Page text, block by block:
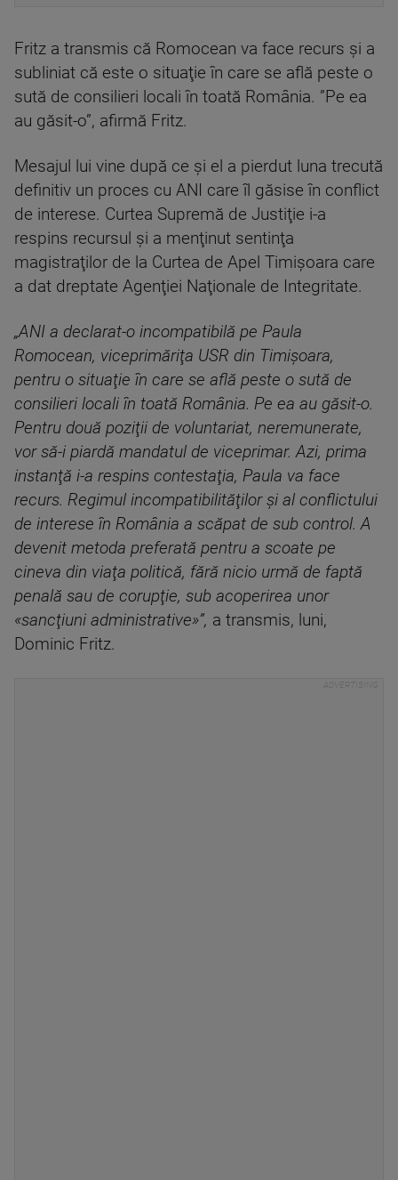
Fritz a transmis că Romocean va face recurs şi a
subliniat că este o situaţie în care se află peste o
sută de consilieri locali în toată România. ”Pe ea
au găsit-o”, afirmă Fritz.
Mesajul lui vine după ce și el a pierdut luna trecută
definitiv un proces cu ANI care îl găsise în conflict
de interese. Curtea Supremă de Justiţie i-a
respins recursul şi a menţinut sentinţa
magistraţilor de la Curtea de Apel Timişoara care
a dat dreptate Agenţiei Naţionale de Integritate.
„ANI a declarat-o incompatibilă pe Paula
Romocean, viceprimăriţa USR din Timişoara,
pentru o situaţie în care se află peste o sută de
consilieri locali în toată România. Pe ea au găsit-o.
Pentru două poziţii de voluntariat, neremunerate,
vor să-i piardă mandatul de viceprimar. Azi, prima
instanţă i-a respins contestaţia, Paula va face
recurs. Regimul incompatibilităţilor şi al conflictului
de interese în România a scăpat de sub control. A
devenit metoda preferată pentru a scoate pe
cineva din viaţa politică, fără nicio urmă de faptă
penală sau de corupţie, sub acoperirea unor
«sancţiuni administrative»”, a transmis, luni,
Dominic Fritz.